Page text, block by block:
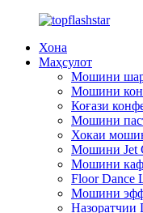
Хона
Маҳсулот
Мошини
Мошини
Коғази
Мошини
Хокаи
Мошини Jet
Мошини
Floor Dance
Мошини
Назоратчии